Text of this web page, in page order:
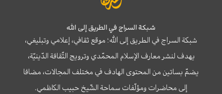
شبكة السراج في الطريق إلى الله
شبكة السراج في الطريق إلى الله؛ موقع ثقافي، إعلامي وتبليغي،
يهدف لنشر معارف الإسلام المحمّدي وترويج الثّقافة الدّينيّة،
يضمّ بساتين من المحتوى الهادف في مختلف المجالات، مضافا
إلى محاضرات ومؤلّفات سماحة الشّيخ حبيب الكاظمي.